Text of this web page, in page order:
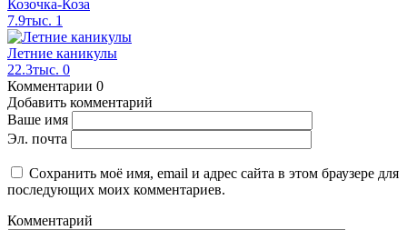
Козочка-Коза
7.9тыс. 1
Летние каникулы
22.3тыс. 0
Комментарии 0
Добавить комментарий
Ваше имя
Эл. почта
Сохранить моё имя, email и адрес сайта в этом браузере для
последующих моих комментариев.
Комментарий